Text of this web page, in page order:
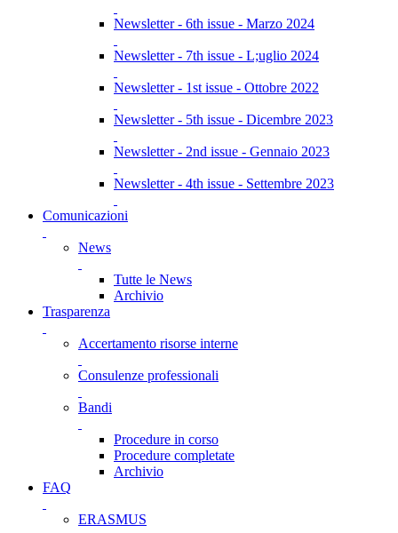
Newsletter - 6th issue - Marzo 2024
Newsletter - 7th issue - L;uglio 2024
Newsletter - 1st issue - Ottobre 2022
Newsletter - 5th issue - Dicembre 2023
Newsletter - 2nd issue - Gennaio 2023
Newsletter - 4th issue - Settembre 2023
Comunicazioni
News
Tutte le News
Archivio
Trasparenza
Accertamento risorse interne
Consulenze professionali
Bandi
Procedure in corso
Procedure completate
Archivio
FAQ
ERASMUS